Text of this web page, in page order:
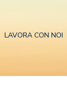
LAVORA CON NOI